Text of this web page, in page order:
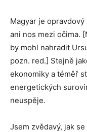
Magyar je
ani nos mezi očima.
by mohl nahradit
pozn. red.] Stejně
ekonomiky a téměř
energetických
neuspěje.
Jsem zvědavý, jak